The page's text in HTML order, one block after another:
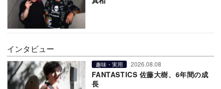
インタビュー
趣味・実用 2026.08.08
FANTASTICS 佐藤大樹、6年間の成
長